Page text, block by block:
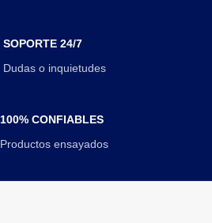
SOPORTE 24/7
Dudas o inquietudes
100% CONFIABLES
Productos ensayados